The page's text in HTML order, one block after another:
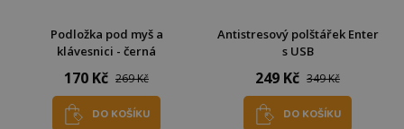
Podložka pod myš a
klávesnici - černá
170 Kč 269 Kč
DO KOŠÍKU
Antistresový polštářek Enter
s USB
249 Kč 349 Kč
DO KOŠÍKU